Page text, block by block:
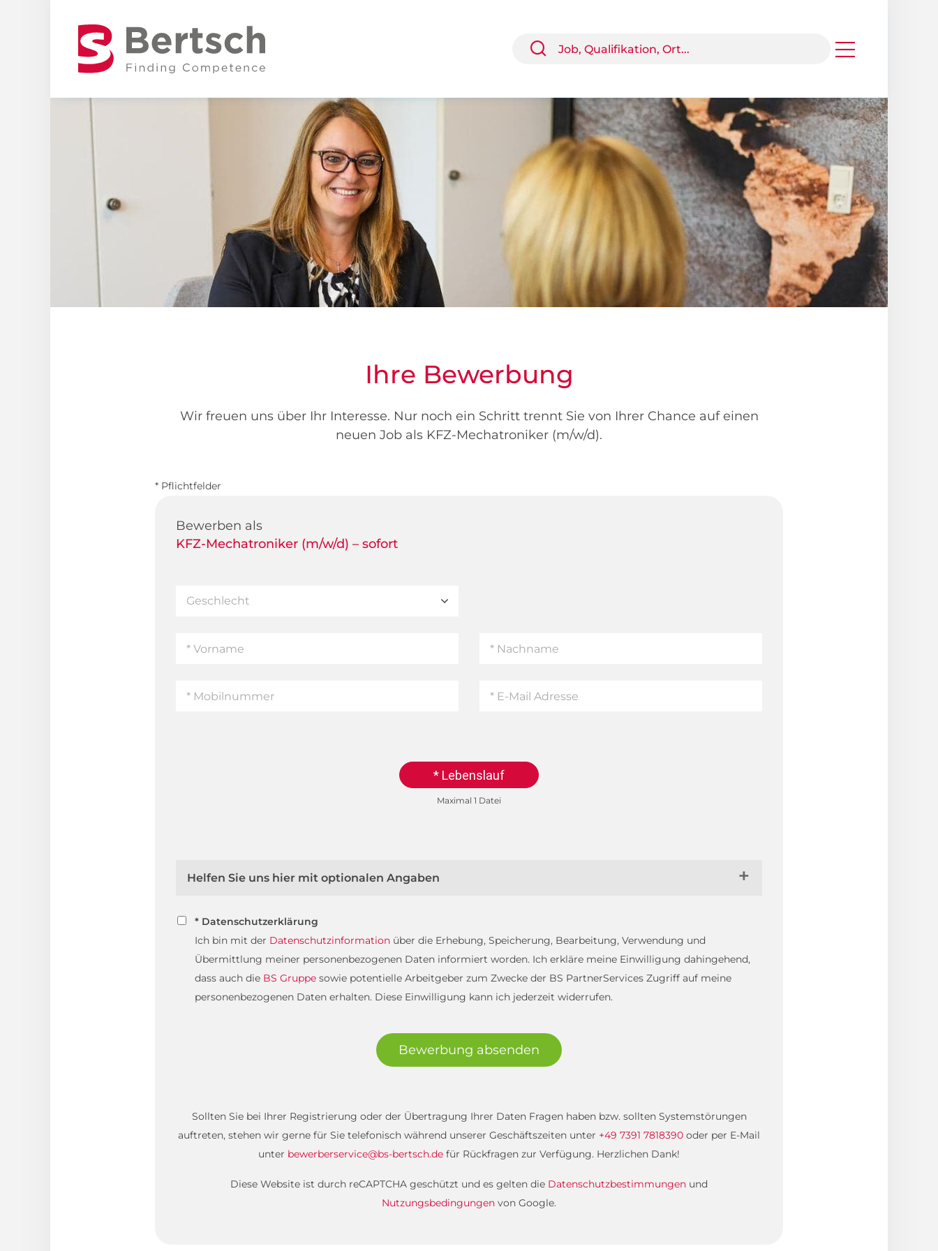
Ihre Bewerbung
Wir freuen uns über Ihr Interesse. Nur noch ein Schritt trennt Sie von Ihrer Chance auf einen
neuen Job als KFZ-Mechatroniker (m/w/d).
* Pflichtfelder
Bewerben als
KFZ-Mechatroniker (m/w/d) – sofort
* Lebenslauf
Maximal 1 Datei
Helfen Sie uns hier mit optionalen Angaben
* Datenschutzerklärung
Ich bin mit der Datenschutzinformation über die Erhebung, Speicherung, Bearbeitung, Verwendung und
Übermittlung meiner personenbezogenen Daten informiert worden. Ich erkläre meine Einwilligung dahingehend,
dass auch die BS Gruppe sowie potentielle Arbeitgeber zum Zwecke der BS PartnerServices Zugriff auf meine
personenbezogenen Daten erhalten. Diese Einwilligung kann ich jederzeit widerrufen.
Bewerbung absenden
Sollten Sie bei Ihrer Registrierung oder der Übertragung Ihrer Daten Fragen haben bzw. sollten Systemstörungen
auftreten, stehen wir gerne für Sie telefonisch während unserer Geschäftszeiten unter +49 7391 7818390 oder per E-Mail
unter bewerberservice@bs-bertsch.de für Rückfragen zur Verfügung. Herzlichen Dank!
Diese Website ist durch reCAPTCHA geschützt und es gelten die Datenschutzbestimmungen und
Nutzungsbedingungen von Google.